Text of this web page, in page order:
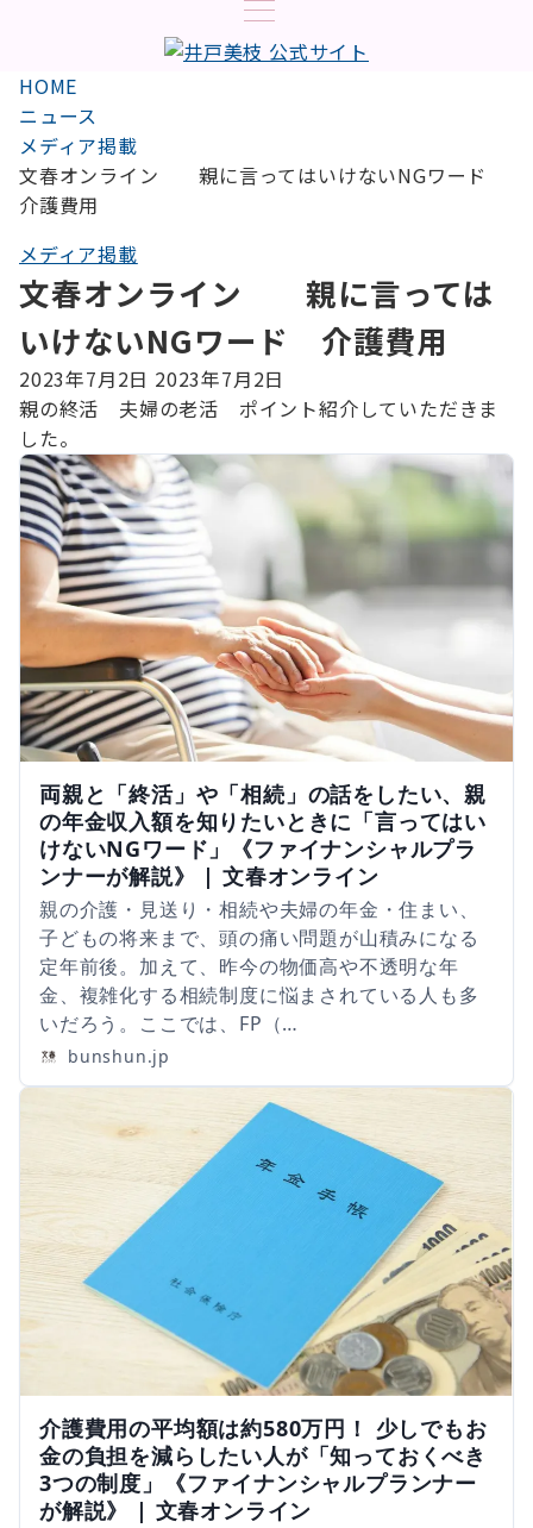
HOME
ニュース
メディア掲載
文春オンライン 親に言ってはいけないNGワード
介護費用
メディア掲載
文春オンライン 親に言っては
いけないNGワード 介護費用
2023年7月2日 2023年7月2日
親の終活 夫婦の老活 ポイント紹介していただきま
した。
両親と「終活」や「相続」の話をしたい、親
の年金収入額を知りたいときに「言ってはい
けないNGワード」《ファイナンシャルプラ
ンナーが解説》 | 文春オンライン
親の介護・見送り・相続や夫婦の年金・住まい、
子どもの将来まで、頭の痛い問題が山積みになる
定年前後。加えて、昨今の物価高や不透明な年
金、複雑化する相続制度に悩まされている人も多
いだろう。ここでは、FP（…
bunshun.jp
介護費用の平均額は約580万円！ 少しでもお
金の負担を減らしたい人が「知っておくべき
3つの制度」《ファイナンシャルプランナー
が解説》 | 文春オンライン